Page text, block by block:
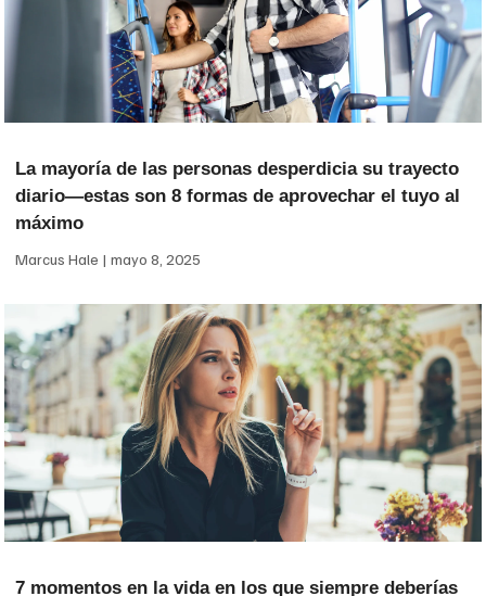
La mayoría de las personas desperdicia su trayecto
diario—estas son 8 formas de aprovechar el tuyo al
máximo
Marcus Hale mayo 8, 2025
7 momentos en la vida en los que siempre deberías